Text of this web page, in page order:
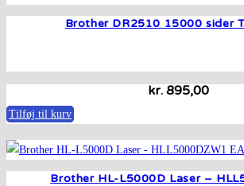
Brother DR2510 15000 sider
kr.895,00
Tilføj til kurv
Brother HL-L5000D Laser –